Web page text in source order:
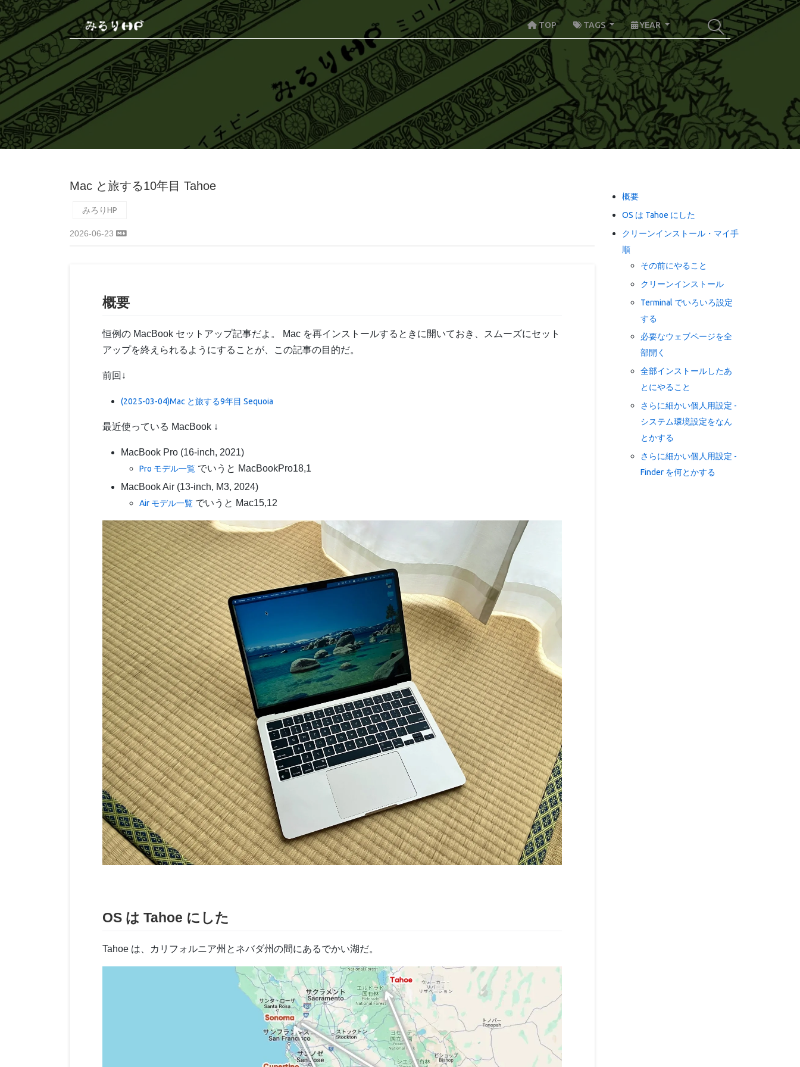
TOP TAGS YEAR
Mac と旅する10年目 Tahoe
みろりHP
2026-06-23
概要
恒例の MacBook セットアップ記事だよ。 Mac を再インストールするときに開いておき、スムーズにセット
アップを終えられるようにすることが、この記事の目的だ。
前回↓
(2025-03-04)Mac と旅する9年目 Sequoia
最近使っている MacBook ↓
MacBook Pro (16-inch, 2021)
Pro モデル一覧 でいうと MacBookPro18,1
MacBook Air (13-inch, M3, 2024)
Air モデル一覧 でいうと Mac15,12
OS は Tahoe にした
Tahoe は、カリフォルニア州とネバダ州の間にあるでかい湖だ。
概要
OS は Tahoe にした
クリーンインストール・マイ手
順
その前にやること
クリーンインストール
Terminal でいろいろ設定
する
必要なウェブページを全
部開く
全部インストールしたあ
とにやること
さらに細かい個人用設定 -
システム環境設定をなん
とかする
さらに細かい個人用設定 -
Finder を何とかする